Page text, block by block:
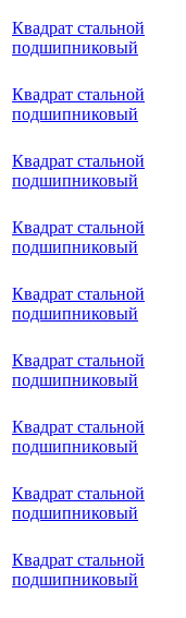
Квадрат стальной
подшипниковый
Квадрат стальной
подшипниковый
Квадрат стальной
подшипниковый
Квадрат стальной
подшипниковый
Квадрат стальной
подшипниковый
Квадрат стальной
подшипниковый
Квадрат стальной
подшипниковый
Квадрат стальной
подшипниковый
Квадрат стальной
подшипниковый